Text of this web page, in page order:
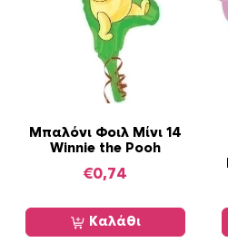
Μπαλόνι Φοιλ Μίνι 14
Winnie the Pooh
€0,74
Καλάθι